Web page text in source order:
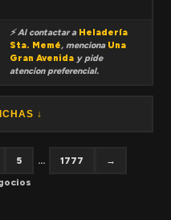
⚡ Al contactar a Heladería
Sta. Memé, menciona Una
Gran Avenida y pide
atencion preferencial.
↓
5 ... 1777
→